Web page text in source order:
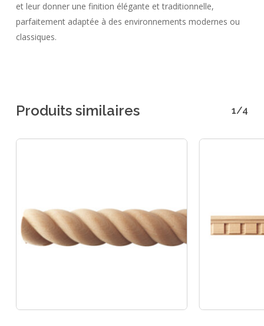
et leur donner une finition élégante et traditionnelle,
parfaitement adaptée à des environnements modernes ou
classiques.
Produits similaires 1/4